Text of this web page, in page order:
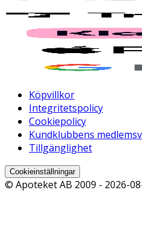
Köpvillkor
Integritetspolicy
Cookiepolicy
Kundklubbens
Tillgänglighet
Cookieinställningar
© Apoteket AB 2009 - 2026-